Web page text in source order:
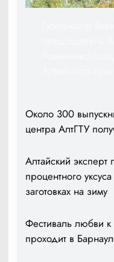
Около 300
центра АлтГТУ
Алтайский эксперт
процентного
заготовках на зиму
Фестиваль любви
проходит в